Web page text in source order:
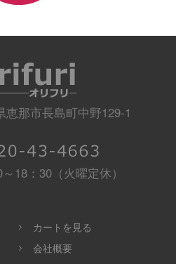
恵那市長島町中野129-1
18：30（火曜定休）
カートを見る
会社概要